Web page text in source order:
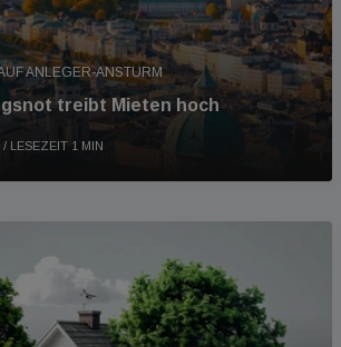
ANLEGER-ANSTURM
treibt Mieten hoch
/ LESEZEIT 1 MIN